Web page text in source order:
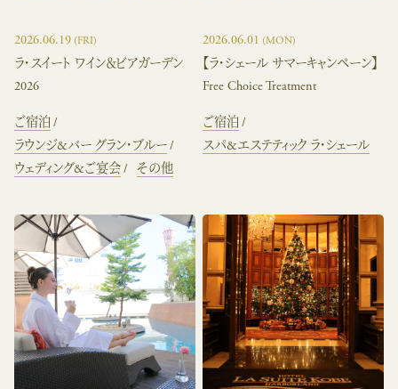
2026.06.19 (FRI)
ラ・スイート ワイン＆ビアガーデン
2026
ご宿泊
ラウンジ&バー グラン・ブルー
ウェディング&ご宴会
その他
2026.06.01 (MON)
【ラ・シェール サマーキャンペーン】
Free Choice Treatment
ご宿泊
スパ&エステティック ラ・シェール